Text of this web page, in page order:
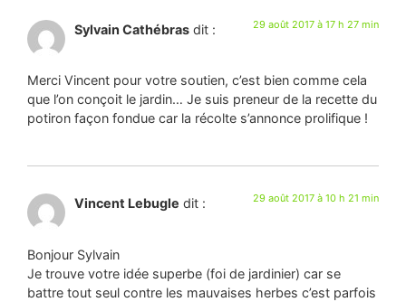
Sylvain Cathébras dit : 29 août 2017 à 17 h 27 min
Merci Vincent pour votre soutien, c’est bien comme cela
que l’on conçoit le jardin… Je suis preneur de la recette du
potiron façon fondue car la récolte s’annonce prolifique !
Vincent Lebugle dit : 29 août 2017 à 10 h 21 min
Bonjour Sylvain
Je trouve votre idée superbe (foi de jardinier) car se
battre tout seul contre les mauvaises herbes c’est parfois